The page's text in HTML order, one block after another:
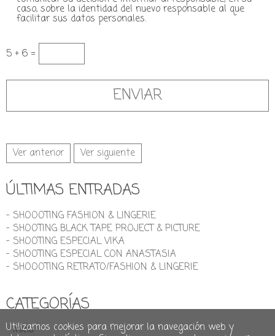
caso, sobre la identidad del nuevo responsable al que
facilitar sus datos personales.
5 + 6 =
Ver anterior Ver siguiente
ÚLTIMAS ENTRADAS
- SHOOOTING FASHION & LINGERIE
- SHOOTING BLACK TAPE PROJECT & PICTURE
- SHOOTING ESPECIAL VIKA
- SHOOTING ESPECIAL CON ANASTASIA
- SHOOOTING RETRATO/FASHION & LINGERIE
CATEGORÍAS
- Inicio
Utilizamos cookies para mejorar la navegación web y